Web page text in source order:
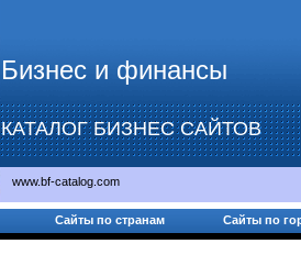
Бизнес и финансы
КАТАЛОГ БИЗНЕС САЙТОВ
www.bf-catalog.com
Сайты по странам Сайты по